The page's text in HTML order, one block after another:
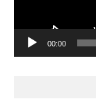
00:00